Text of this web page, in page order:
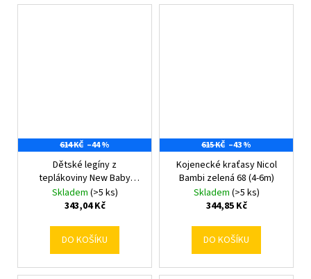
614 KČ –44 %
Dětské legíny z
teplákoviny New Baby
Kindergarten pink 116/122
Skladem (>5 ks)
343,04 Kč
DO KOŠÍKU
615 KČ –43 %
Kojenecké kraťasy Nicol
Bambi zelená 68 (4-6m)
Skladem (>5 ks)
344,85 Kč
DO KOŠÍKU